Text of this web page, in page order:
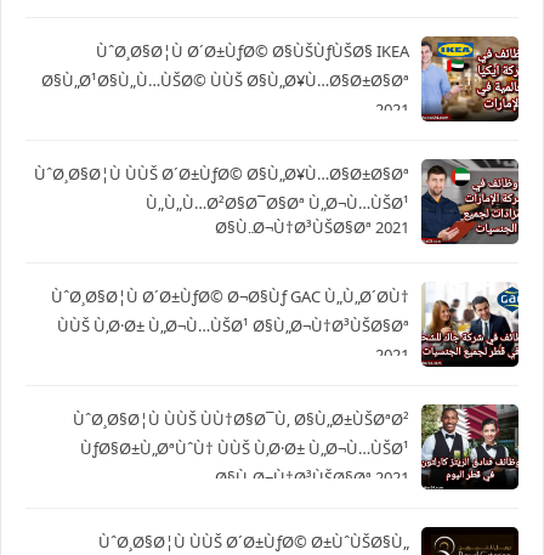
ÙˆØ¸Ø§Ø¦Ù Ø´Ø±ÙƒØ© Ø§ÙŠÙƒÙŠØ§ IKEA
Ø§Ù„Ø¹Ø§Ù„Ù…ÙŠØ© ÙÙŠ Ø§Ù„Ø¥Ù…Ø§Ø±Ø§Øª
2021
ÙˆØ¸Ø§Ø¦Ù ÙÙŠ Ø´Ø±ÙƒØ© Ø§Ù„Ø¥Ù…Ø§Ø±Ø§Øª
Ù„Ù„Ù…Ø²Ø§Ø¯Ø§Øª Ù„Ø¬Ù…ÙŠØ¹
Ø§Ù„Ø¬Ù†Ø³ÙŠØ§Øª 2021
ÙˆØ¸Ø§Ø¦Ù Ø´Ø±ÙƒØ© Ø¬Ø§Ùƒ GAC Ù„Ù„Ø´Ø­Ù†
ÙÙŠ Ù‚Ø·Ø± Ù„Ø¬Ù…ÙŠØ¹ Ø§Ù„Ø¬Ù†Ø³ÙŠØ§Øª
2021
ÙˆØ¸Ø§Ø¦Ù ÙÙŠ ÙÙ†Ø§Ø¯Ù‚ Ø§Ù„Ø±ÙŠØªØ²
ÙƒØ§Ø±Ù„ØªÙˆÙ† ÙÙŠ Ù‚Ø·Ø± Ù„Ø¬Ù…ÙŠØ¹
Ø§Ù„Ø¬Ù†Ø³ÙŠØ§Øª 2021
ÙˆØ¸Ø§Ø¦Ù ÙÙŠ Ø´Ø±ÙƒØ© Ø±ÙˆÙŠØ§Ù„